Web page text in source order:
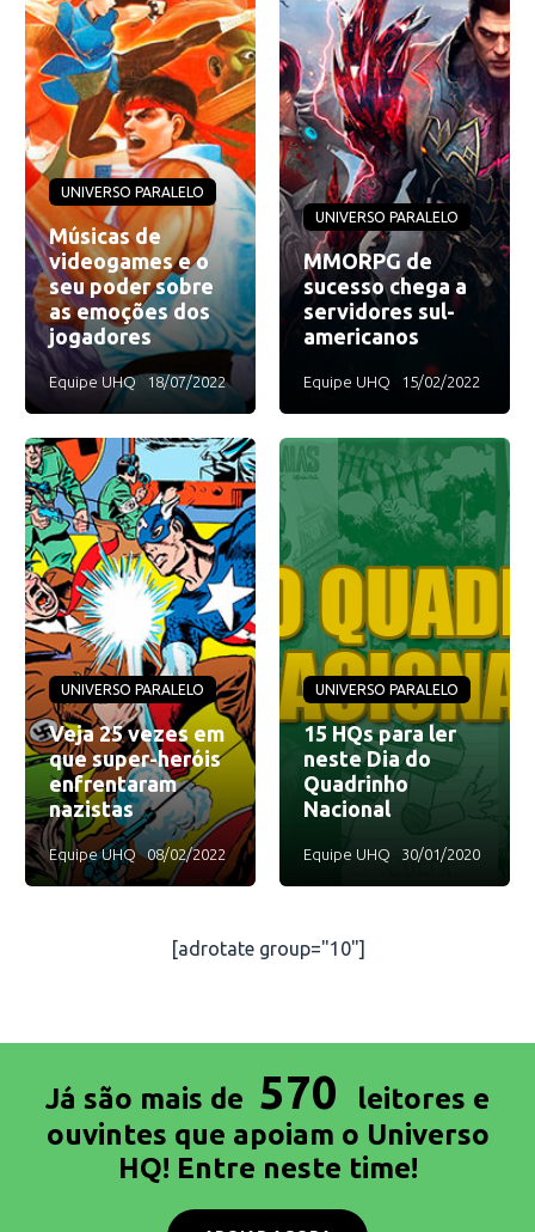
UNIVERSO PARALELO
Músicas de
videogames e o
seu poder sobre
as emoções dos
jogadores
Equipe UHQ 18/07/2022
UNIVERSO PARALELO
MMORPG de
sucesso chega a
servidores sul-
americanos
Equipe UHQ 15/02/2022
UNIVERSO PARALELO
Veja 25 vezes em
que super-heróis
enfrentaram
nazistas
Equipe UHQ 08/02/2022
UNIVERSO PARALELO
15 HQs para ler
neste Dia do
Quadrinho
Nacional
Equipe UHQ 30/01/2020
[adrotate group="10"]
Já são mais de 570
leitores e
ouvintes que apoiam o Universo
HQ! Entre neste time!